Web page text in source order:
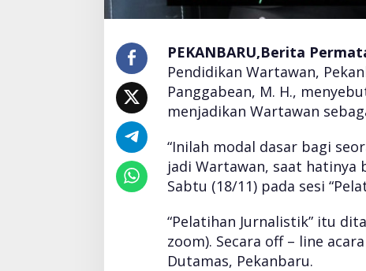
r
e
n
t
a
l
n
g
a
PEKANBARU,Berita
Pendidikan Wartawan,
Panggabean, M. H.,
menjadikan Wartawan
“Inilah modal dasar bagi
jadi Wartawan, saat hatinya
Sabtu (18/11) pada sesi
“Pelatihan Jurnalistik” itu
zoom). Secara off – line
Dutamas, Pekanbaru.